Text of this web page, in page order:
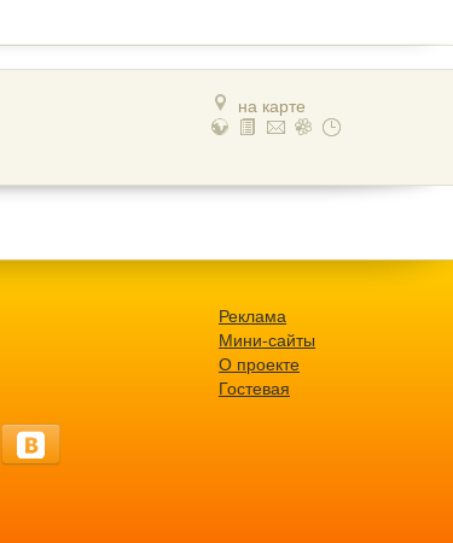
на карте
Реклама
Мини-сайты
О проекте
Гостевая